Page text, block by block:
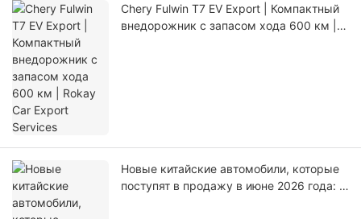
Chery Fulwin T7 EV Export | Компактный
внедорожник с запасом хода 600 км |
Новые китайские автомобили, которые
поступят в продажу в июне 2026 года: Li